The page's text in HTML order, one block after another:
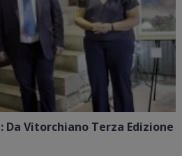
Vitorchiano Terza Edizione